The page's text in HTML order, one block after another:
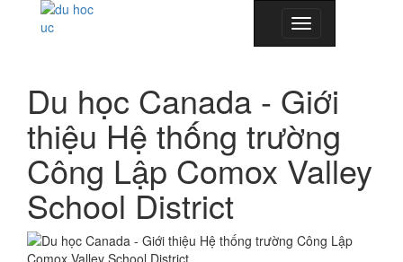
Toggle
navigation
Du học Canada - Giới
thiệu Hệ thống trường
Công Lập Comox Valley
School District